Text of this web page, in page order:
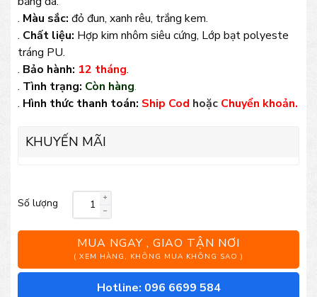
. Màu sắc: đỏ đun, xanh rêu, trắng kem.
. Chất liệu: Hợp kim nhôm siêu cứng, Lớp bạt polyeste
tráng PU.
. Bảo hành: 12 tháng.
. Tình trạng: Còn hàng.
. Hình thức thanh toán: Ship Cod hoặc Chuyển khoản.
KHUYẾN MÃI
Số lượng
Ô
dù
lệch
MUA NGAY , GIAO TẬN NƠI
( XEM HÀNG, KHÔNG MUA KHÔNG SAO )
Hotline: 096 6699 584